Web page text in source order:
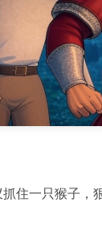
住一只猴子，